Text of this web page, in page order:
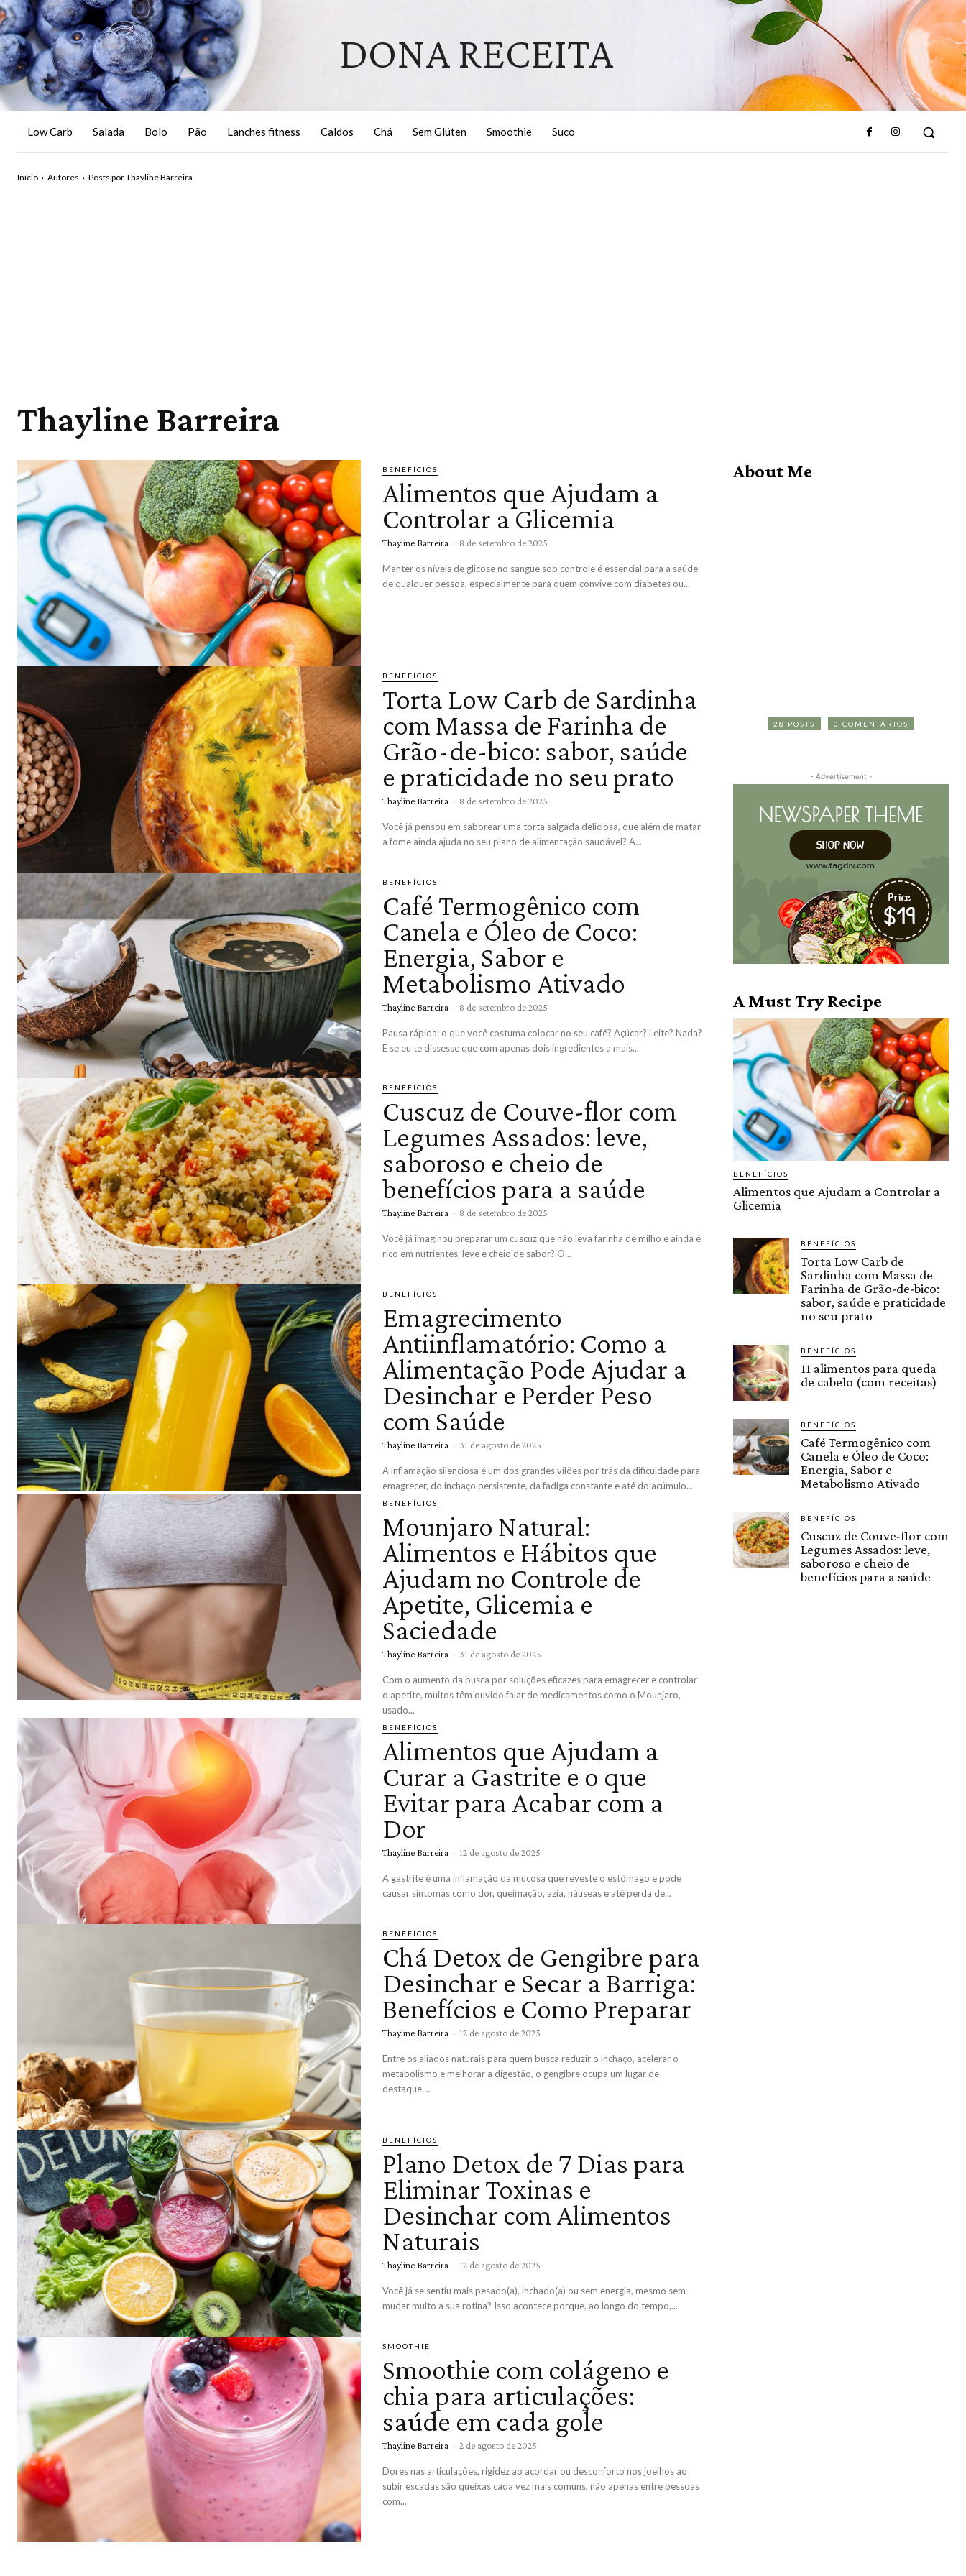
DONA RECEITA
Low Carb Salada Bolo Pão Lanches fitness Caldos Chá Sem Glúten Smoothie Suco
Início Autores Posts por Thayline Barreira
Thayline Barreira
BENEFÍCIOS
Alimentos que Ajudam a
Controlar a Glicemia
Thayline Barreira - 8 de setembro de 2025
Manter os níveis de glicose no sangue sob controle é essencial para a saúde
de qualquer pessoa, especialmente para quem convive com diabetes ou...
BENEFÍCIOS
Torta Low Carb de Sardinha
com Massa de Farinha de
Grão-de-bico: sabor, saúde
e praticidade no seu prato
Thayline Barreira - 8 de setembro de 2025
Você já pensou em saborear uma torta salgada deliciosa, que além de matar
a fome ainda ajuda no seu plano de alimentação saudável? A...
BENEFÍCIOS
Café Termogênico com
Canela e Óleo de Coco:
Energia, Sabor e
Metabolismo Ativado
Thayline Barreira - 8 de setembro de 2025
Pausa rápida: o que você costuma colocar no seu café? Açúcar? Leite? Nada?
E se eu te dissesse que com apenas dois ingredientes a mais...
BENEFÍCIOS
Cuscuz de Couve-flor com
Legumes Assados: leve,
saboroso e cheio de
benefícios para a saúde
Thayline Barreira - 8 de setembro de 2025
Você já imaginou preparar um cuscuz que não leva farinha de milho e ainda é
rico em nutrientes, leve e cheio de sabor? O...
BENEFÍCIOS
Emagrecimento
Antiinflamatório: Como a
Alimentação Pode Ajudar a
Desinchar e Perder Peso
com Saúde
Thayline Barreira - 31 de agosto de 2025
A inflamação silenciosa é um dos grandes vilões por trás da dificuldade para
emagrecer, do inchaço persistente, da fadiga constante e até do acúmulo...
BENEFÍCIOS
Mounjaro Natural:
Alimentos e Hábitos que
Ajudam no Controle de
Apetite, Glicemia e
Saciedade
Thayline Barreira - 31 de agosto de 2025
Com o aumento da busca por soluções eficazes para emagrecer e controlar
o apetite, muitos têm ouvido falar de medicamentos como o Mounjaro,
usado...
BENEFÍCIOS
Alimentos que Ajudam a
Curar a Gastrite e o que
Evitar para Acabar com a
Dor
Thayline Barreira - 12 de agosto de 2025
A gastrite é uma inflamação da mucosa que reveste o estômago e pode
causar sintomas como dor, queimação, azia, náuseas e até perda de...
BENEFÍCIOS
Chá Detox de Gengibre para
Desinchar e Secar a Barriga:
Benefícios e Como Preparar
Thayline Barreira - 12 de agosto de 2025
Entre os aliados naturais para quem busca reduzir o inchaço, acelerar o
metabolismo e melhorar a digestão, o gengibre ocupa um lugar de
destaque....
BENEFÍCIOS
Plano Detox de 7 Dias para
Eliminar Toxinas e
Desinchar com Alimentos
Naturais
Thayline Barreira - 12 de agosto de 2025
Você já se sentiu mais pesado(a), inchado(a) ou sem energia, mesmo sem
mudar muito a sua rotina? Isso acontece porque, ao longo do tempo,...
SMOOTHIE
Smoothie com colágeno e
chia para articulações:
saúde em cada gole
Thayline Barreira - 2 de agosto de 2025
Dores nas articulações, rigidez ao acordar ou desconforto nos joelhos ao
subir escadas são queixas cada vez mais comuns, não apenas entre pessoas
com...
About Me
28 POSTS 0 COMENTÁRIOS
- Advertisement -
A Must Try Recipe
BENEFÍCIOS
Alimentos que Ajudam a Controlar a
Glicemia
BENEFÍCIOS
Torta Low Carb de
Sardinha com Massa de
Farinha de Grão-de-bico:
sabor, saúde e praticidade
no seu prato
BENEFÍCIOS
11 alimentos para queda
de cabelo (com receitas)
BENEFÍCIOS
Café Termogênico com
Canela e Óleo de Coco:
Energia, Sabor e
Metabolismo Ativado
BENEFÍCIOS
Cuscuz de Couve-flor com
Legumes Assados: leve,
saboroso e cheio de
benefícios para a saúde